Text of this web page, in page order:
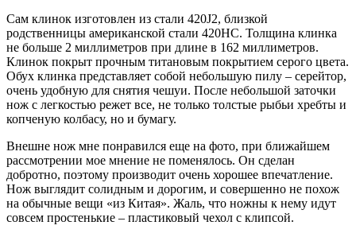
Сам клинок изготовлен из стали 420J2, близкой
родственницы американской стали 420НС. Толщина клинка
не больше 2 миллиметров при длине в 162 миллиметров.
Клинок покрыт прочным титановым покрытием серого цвета.
Обух клинка представляет собой небольшую пилу – серейтор,
очень удобную для снятия чешуи. После небольшой заточки
нож с легкостью режет все, не только толстые рыбьи хребты и
копченую колбасу, но и бумагу.
Внешне нож мне понравился еще на фото, при ближайшем
рассмотрении мое мнение не поменялось. Он сделан
добротно, поэтому производит очень хорошее впечатление.
Нож выглядит солидным и дорогим, и совершенно не похож
на обычные вещи «из Китая». Жаль, что ножны к нему идут
совсем простенькие – пластиковый чехол с клипсой.